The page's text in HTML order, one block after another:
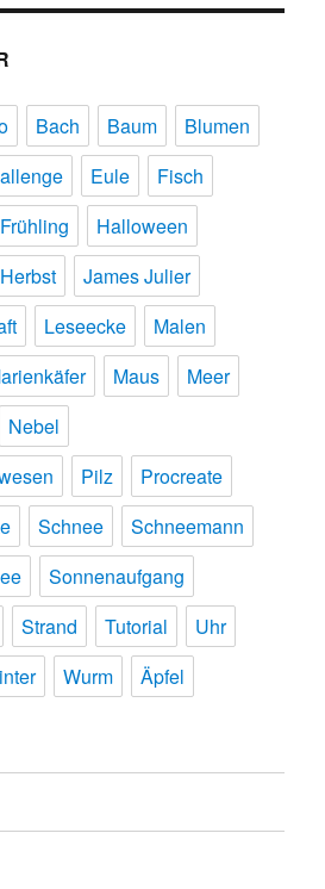
Bach Baum
Blumen
Eule
Fisch
Frühling
Halloween
Herbst
James Julier
Leseecke
Malen
Maus
Meer
Nebel
Pilz
Procreate
Schnee
Schneemann
Sonnenaufgang
Strand Tutorial
Uhr
Wurm Äpfel